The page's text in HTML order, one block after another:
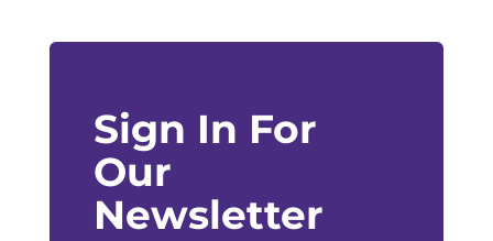
Sign In For
Our
Newsletter